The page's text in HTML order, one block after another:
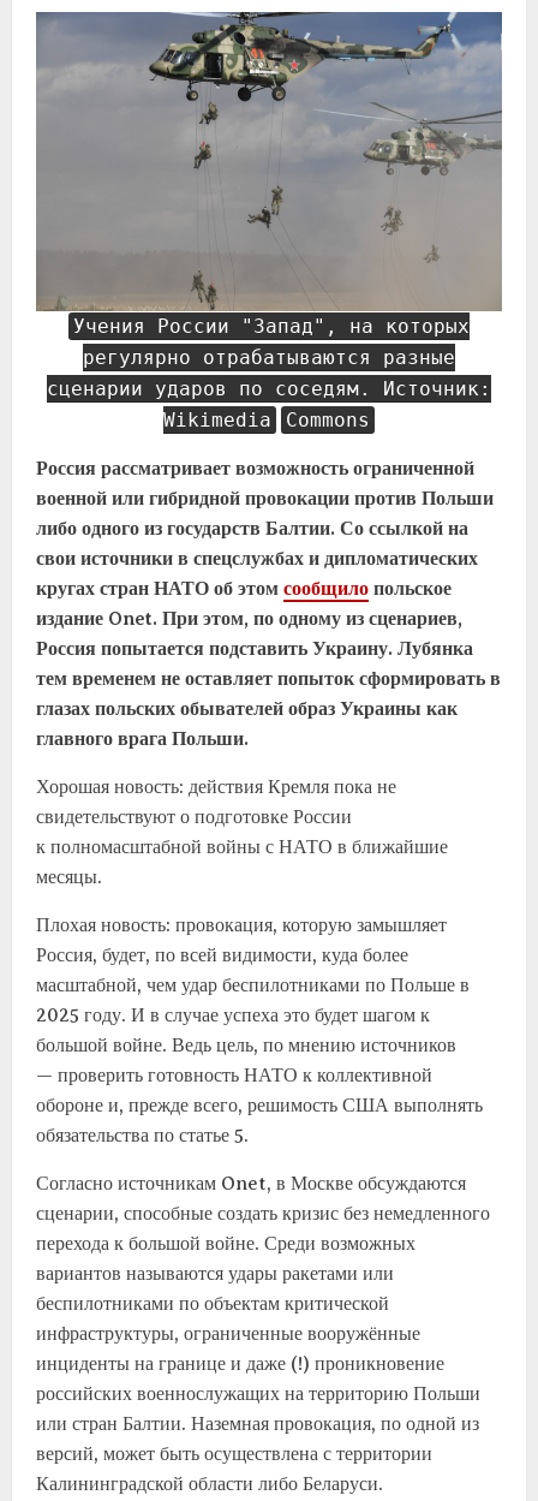
Учения России "Запад", на которых
регулярно отрабатываются разные
сценарии ударов по соседям. Источник:
Wikimedia
Commons
Россия рассматривает возможность ограниченной
военной или гибридной провокации против Польши
либо одного из государств Балтии. Со ссылкой на
свои источники в спецслужбах и дипломатических
кругах стран НАТО об этом сообщило польское
издание Onet. При этом, по одному из сценариев,
Россия попытается подставить Украину. Лубянка
тем временем не оставляет попыток сформировать в
глазах польских обывателей образ Украины как
главного врага Польши.
Хорошая новость: действия Кремля пока не
свидетельствуют о подготовке России
к полномасштабной войны с НАТО в ближайшие
месяцы.
Плохая новость: провокация, которую замышляет
Россия, будет, по всей видимости, куда более
масштабной, чем удар беспилотниками по Польше в
2025 году. И в случае успеха это будет шагом к
большой войне. Ведь цель, по мнению источников
— проверить готовность НАТО к коллективной
обороне и, прежде всего, решимость США выполнять
обязательства по статье 5.
Согласно источникам Onet, в Москве обсуждаются
сценарии, способные создать кризис без немедленного
перехода к большой войне. Среди возможных
вариантов называются удары ракетами или
беспилотниками по объектам критической
инфраструктуры, ограниченные вооружённые
инциденты на границе и даже (!) проникновение
российских военнослужащих на территорию Польши
или стран Балтии. Наземная провокация, по одной из
версий, может быть осуществлена с территории
Калининградской области либо Беларуси.